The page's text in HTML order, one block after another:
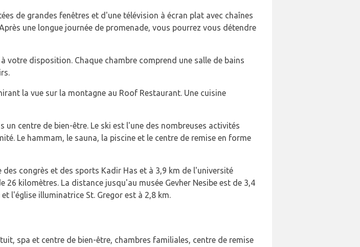
de grandes fenêtres et d'une télévision à écran plat avec chaînes
une longue journée de promenade, vous pourrez vous détendre
votre disposition. Chaque chambre comprend une salle de bains
la vue sur la montagne au Roof Restaurant. Une cuisine
centre de bien-être. Le ski est l'une des nombreuses activités
Le hammam, le sauna, la piscine et le centre de remise en forme
congrès et des sports Kadir Has et à 3,9 km de l'université
kilomètres. La distance jusqu'au musée Gevher Nesibe est de 3,4
l'église illuminatrice St. Gregor est à 2,8 km.
spa et centre de bien-être, chambres familiales, centre de remise